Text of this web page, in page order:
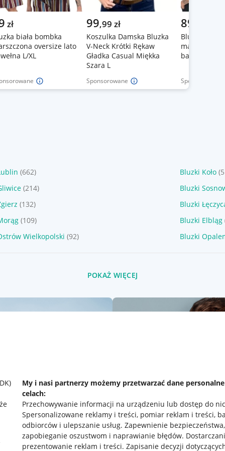
My i nasi partnerzy możemy przetwarzać dane
celach:
Przechowywanie informacji na urządzeniu lub dostęp do
Spersonalizowane reklamy i treści, pomiar reklam i treści,
odbiorców i ulepszanie usług. Zapewnienie bezpieczeństwa,
zapobieganie oszustwom i naprawianie błędów.
prezentowanie reklam i treści. Zapisanie decyzji
zł
biała bombka
oversize lato
L/XL
Sponsorowane
99,99 zł
Koszulka Damska Bluzka
V-Neck Krótki Rękaw
Gładka Casual Miękka
Szara L
Sponsorowane
89
Bluzka
marszczona
bawełna L/XL
(662) Bluzki Koło
(214) Bluzki
(132) Bluzki
(109) Bluzki Elbląg
Wielkopolski (92) Bluzki
POKAŻ WIĘCEJ